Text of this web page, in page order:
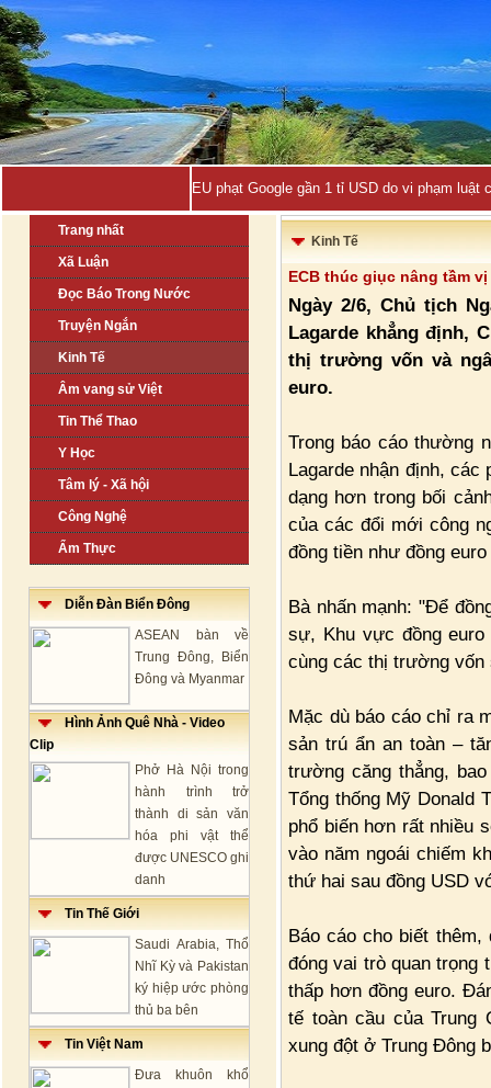
EU phạt Google gần 1 tỉ USD do vi phạm luật
Trang nhất
Xã Luận
Đọc Báo Trong Nước
Truyện Ngắn
Kinh Tế
Âm vang sử Việt
Tin Thể Thao
Y Học
Tâm lý - Xã hội
Công Nghệ
Ẩm Thực
Diễn Đàn Biển Đông
ASEAN bàn về
Trung Đông, Biển
Đông và Myanmar
Hình Ảnh Quê Nhà - Video
Clip
Phở Hà Nội trong
hành trình trở
thành di sản văn
hóa phi vật thể
được UNESCO ghi
danh
Tin Thế Giới
Saudi Arabia, Thổ
Nhĩ Kỳ và Pakistan
ký hiệp ước phòng
thủ ba bên
Tin Việt Nam
Đưa khuôn khổ
Kinh Tế
ECB thúc giục nâng tầm
Ngày 2/6, Chủ tịch
Lagarde khẳng định,
thị trường vốn và
euro.
Trong báo cáo thường
Lagarde nhận định,
dạng hơn trong bối
của các đổi mới công
đồng tiền như đồng
Bà nhấn mạnh: "Để
sự, Khu vực đồng
cùng các thị trường vốn
Mặc dù báo cáo chỉ ra
sản trú ẩn an toàn –
trường căng thẳng,
Tổng thống Mỹ Donald
phổ biến hơn rất nhiều
vào năm ngoái chiếm
thứ hai sau đồng USD
Báo cáo cho biết thêm,
đóng vai trò quan trọng
thấp hơn đồng euro.
tế toàn cầu của Trung
xung đột ở Trung Đông